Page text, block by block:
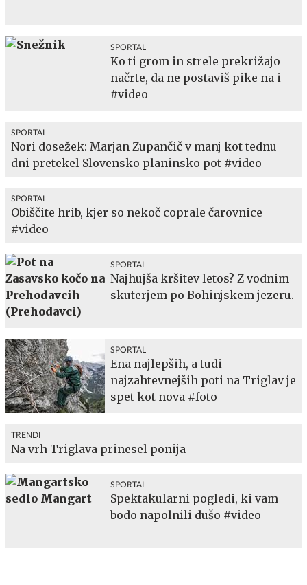
SPORTAL
Ko ti grom in strele prekrižajo
načrte, da ne postaviš pike na i
#video
SPORTAL
Nori dosežek: Marjan Zupančič v manj kot tednu
dni pretekel Slovensko planinsko pot #video
SPORTAL
Obiščite hrib, kjer so nekoč coprale čarovnice
#video
SPORTAL
Najhujša kršitev letos? Z vodnim
skuterjem po Bohinjskem jezeru.
SPORTAL
Ena najlepših, a tudi
najzahtevnejših poti na Triglav je
spet kot nova #foto
TRENDI
Na vrh Triglava prinesel ponija
SPORTAL
Spektakularni pogledi, ki vam
bodo napolnili dušo #video